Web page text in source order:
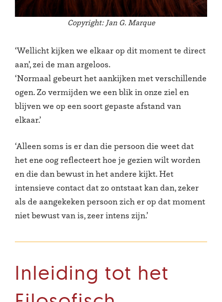
Copyright: Jan G. Marque
‘Wellicht kijken we elkaar op dit moment te direct
aan’, zei de man argeloos.
‘Normaal gebeurt het aankijken met verschillende
ogen. Zo vermijden we een blik in onze ziel en
blijven we op een soort gepaste afstand van
elkaar.’
‘Alleen soms is er dan die persoon die weet dat
het ene oog reflecteert hoe je gezien wilt worden
en die dan bewust in het andere kijkt. Het
intensieve contact dat zo ontstaat kan dan, zeker
als de aangekeken persoon zich er op dat moment
niet bewust van is, zeer intens zijn.’
Inleiding tot het